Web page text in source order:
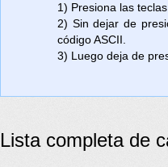
1) Presiona las teclas
2) Sin dejar de
código ASCII.
3) Luego deja de
Lista completa de